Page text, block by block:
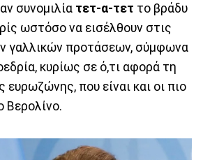
συνομιλία τετ-α-τετ το βράδυ
ωστόσο να εισέλθουν στις
γαλλικών προτάσεων, σύμφωνα
κυρίως σε ό,τι αφορά τη
ευρωζώνης, που είναι και οι πιο
Βερολίνο.